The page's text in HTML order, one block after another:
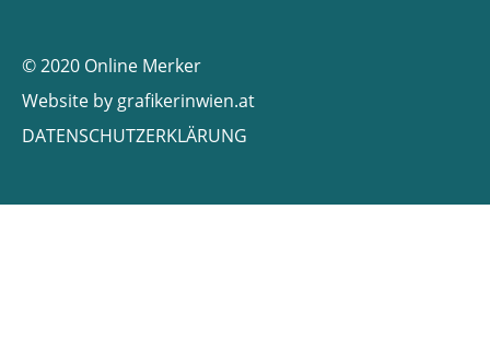
© 2020 Online Merker
Website by grafikerinwien.at
DATENSCHUTZERKLÄRUNG